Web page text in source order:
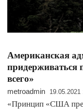
Американская
всего»
metroadmin 19.05.2021
«Принцип «США